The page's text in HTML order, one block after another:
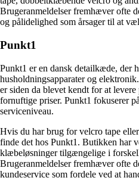
Brugeranmeldelser fremhæver ofte
og pålidelighed som årsager til at
Punkt1
Punkt1 er en dansk detailkæde, der
husholdningsapparater og
er siden da blevet kendt for at
fornuftige priser. Punkt1 fokuserer
serviceniveau.
Hvis du har brug for velcro tape
finde det hos Punkt1. Butikken har
klæbeløsninger tilgængelige i
Brugeranmeldelser fremhæver ofte
kundeservice som fordele ved at